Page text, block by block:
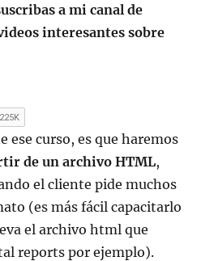
a mi canal de
interesantes sobre
ese curso, es que haremos
de un archivo HTML,
el cliente pide muchos
(es más fácil capacitarlo
el archivo html que
reports por ejemplo).